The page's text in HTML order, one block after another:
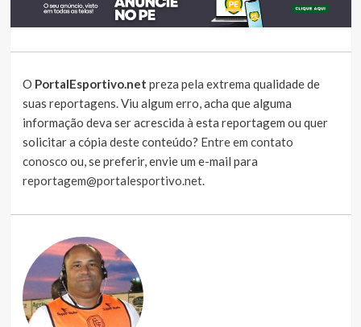
O PortalEsportivo.net preza pela extrema qualidade de
suas reportagens. Viu algum erro, acha que alguma
informação deva ser acrescida à esta reportagem ou quer
solicitar a cópia deste conteúdo? Entre em contato
conosco ou, se preferir, envie um e-mail para
reportagem@portalesportivo.net.